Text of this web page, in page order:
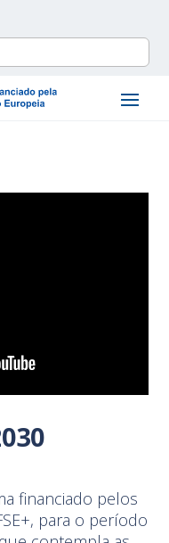
financiado pelos
para o período